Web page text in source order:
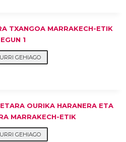
TXANGOA MARRAKECH-ETIK
EGUN 1
GEHIAGO
OURIKA HARANERA ETA
MARRAKECH-ETIK
GEHIAGO